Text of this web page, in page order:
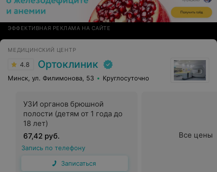
ЭФФЕКТИВНАЯ РЕКЛАМА НА САЙТЕ
МЕДИЦИНСКИЙ ЦЕНТР
4.8 Ортоклиник
Минск, ул. Филимонова, 53 Круглосуточно
УЗИ органов брюшной
полости (детям от 1 года до
18 лет)
67,42 руб.
Запись по телефону
Записаться
Все цены